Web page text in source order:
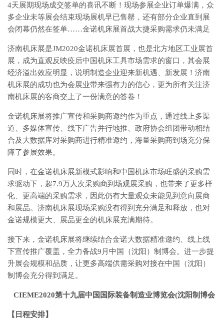
4天展期现场成交签单的喜讯不断！现场参展企业订单爆满，众
多企业未等展会结束现场展机早已售罄，还有部分企业直到展
会闭幕仍然在签单……金诺机床展首战大捷采购需求仍未满足
济南机床展是JM2020金诺机床展首展，也是北方地区工业展首
展，成为直观反映疫后中国机床工具市场需求的窗口，其会展
经济溢出效应明显，说明制造企业迎来新机遇、新发展！济南
机床展的成功也为会展业带来强有力的信心，更为所有关注济
南机床展的客商交上了一份满意的答卷！
金诺机床展将推广宣传和采购商邀约作为重点，通过线上多渠
道、多媒体宣传、线下广告并行地推、政府协会组团带动相结
合及大数据库对采购商进行精准邀约，海量采购商到场充分保
障了参展效果。
同时，在金诺机床展新模式影响和中国机床市场旺盛的采购需
求驱动下，超7.9万人次采购商到场观展采购，也带来了更多样
化、更高端的采购需求，因此仍有大量观众未能见到意向展商
和展品。济南机床展现场采购没有得到充分满足和释放，也对
金诺规模更大、展品更全的机床展充满期待。
接下来，金诺机床展将继续结合金诺大数据精准邀约、线上线
下宣传推广覆盖，全力备战9月中国（沈阳）制博会。进一步提
升展会规模和品质，让更多高端供需采购对接在中国（沈阳）
制博会充分得到满足。
CIEME2020第十九届中国国际装备制造业博览会(沈阳制博会
【 日程安排】